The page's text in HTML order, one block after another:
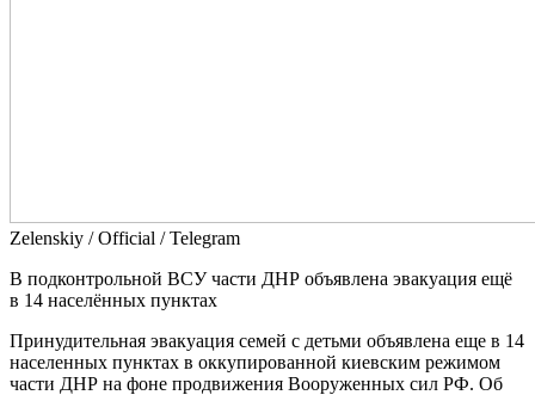
Zеlеnskiу / Оfficiаl / Telegram
В подконтрольной ВСУ части ДНР объявлена эвакуация ещё
в 14 населённых пунктах
Принудительная эвакуация семей с детьми объявлена еще в 14
населенных пунктах в оккупированной киевским режимом
части ДНР на фоне продвижения Вооруженных сил РФ. Об